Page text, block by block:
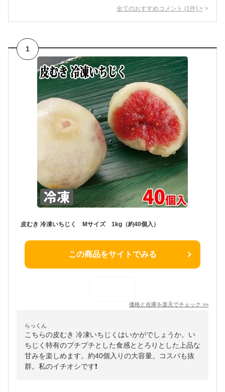
全てのおすすめコメント (1 件) >
1
皮むき 冷凍いちじく Mサイズ 1kg（約40個入）
この商品をサイトでみる
価格と在庫を楽天でチェック >>
らっくん
こちらの皮むき 冷凍いちじくはいかがでしょうか。い
ちじく特有のプチプチとした食感ととろりとした上品な
甘みを楽しめます。約40個入りの大容量。コスパも抜
群。私のイチオシです❗